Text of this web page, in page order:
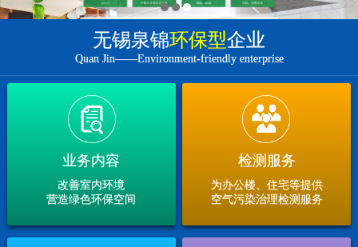
无锡泉锦环保型企业
Quan Jin——Environment-friendly enterprise
业务内容
改善室内环境
营造绿色环保空间
检测服务
为办公楼、住宅等提供
空气污染治理检测服务